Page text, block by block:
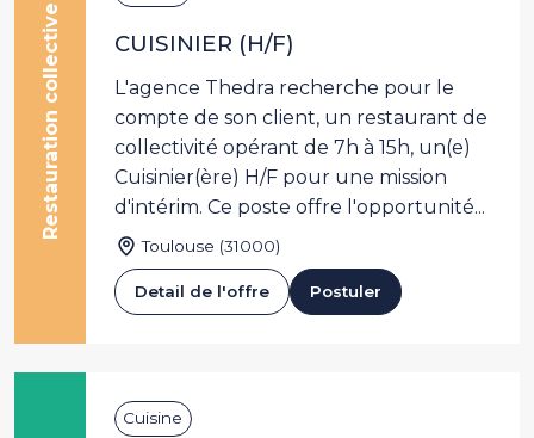
Restauration collective CUISINIER (H/F)
L'agence Thedra recherche pour le
compte de son client, un restaurant de
collectivité opérant de 7h à 15h, un(e)
Cuisinier(ère) H/F pour une mission
d'intérim. Ce poste offre l'opportunité...
Toulouse (31000)
Detail de l'offre Postuler
Cuisine